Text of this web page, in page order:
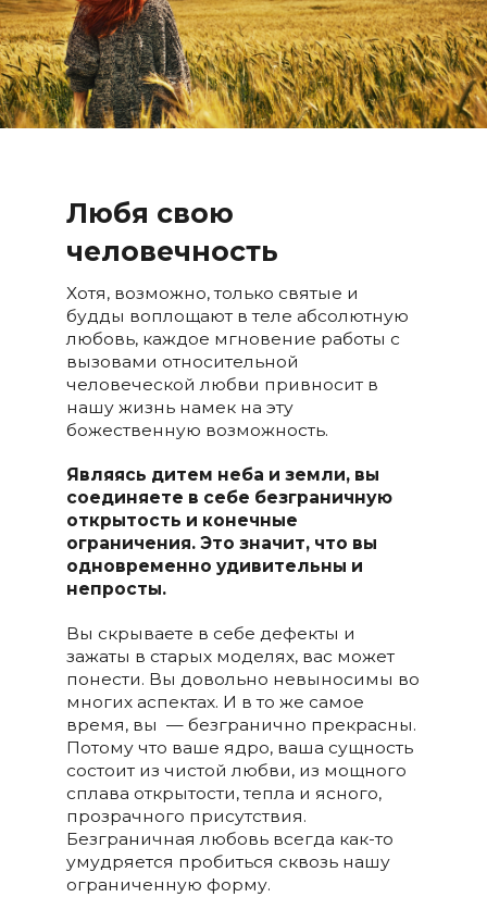
Любя свою
человечность
Хотя, возможно, только святые и
будды воплощают в теле абсолютную
любовь, каждое мгновение работы с
вызовами относительной
человеческой любви привносит в
нашу жизнь намек на эту
божественную возможность.
Являясь дитем неба и земли, вы
соединяете в себе безграничную
открытость и конечные
ограничения. Это значит, что вы
одновременно удивительны и
непросты.
Вы скрываете в себе дефекты и
зажаты в старых моделях, вас может
понести. Вы довольно невыносимы во
многих аспектах. И в то же самое
время, вы — безгранично прекрасны.
Потому что ваше ядро, ваша сущность
состоит из чистой любви, из мощного
сплава открытости, тепла и ясного,
прозрачного присутствия.
Безграничная любовь всегда как-то
умудряется пробиться сквозь нашу
ограниченную форму.